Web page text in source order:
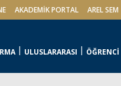
AKADEMİK PORTAL AREL SEM
ULUSLARARASI ÖĞRENCİ